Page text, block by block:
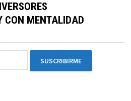
CON MENTALIDAD